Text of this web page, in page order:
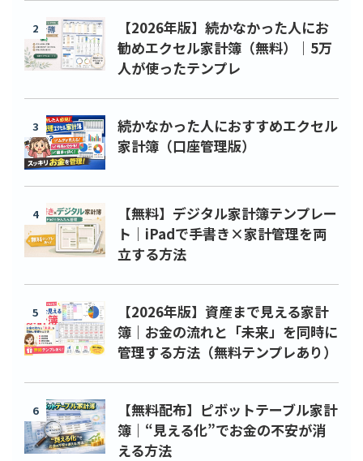
2
【2026年版】続かなかった人にお
勧めエクセル家計簿（無料）｜5万
人が使ったテンプレ
3
続かなかった人におすすめエクセル
家計簿（口座管理版）
4
【無料】デジタル家計簿テンプレー
ト｜iPadで手書き×家計管理を両
立する方法
5
【2026年版】資産まで見える家計
簿｜お金の流れと「未来」を同時に
管理する方法（無料テンプレあり）
6
【無料配布】ピボットテーブル家計
簿｜“見える化”でお金の不安が消
える方法